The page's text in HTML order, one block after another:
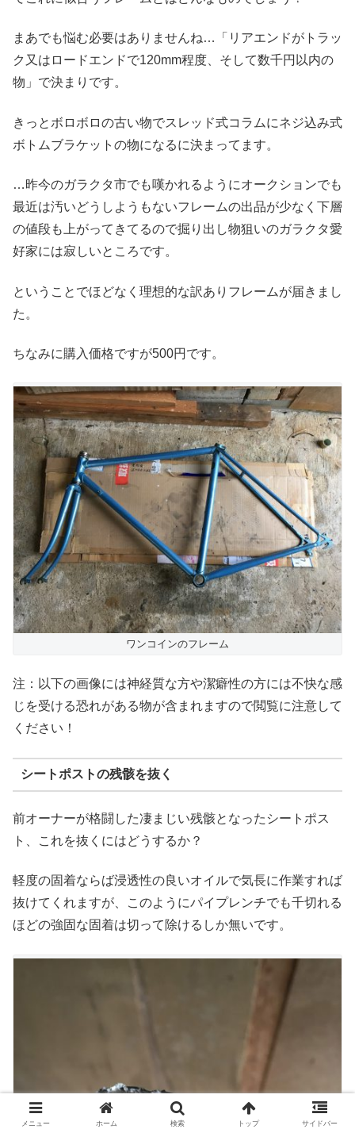
まあでも悩む必要はありませんね…「リアエンドがトラッ
ク又はロードエンドで120mm程度、そして数千円以内の
物」で決まりです。
きっとボロボロの古い物でスレッド式コラムにネジ込み式
ボトムブラケットの物になるに決まってます。
…昨今のガラクタ市でも嘆かれるようにオークションでも
最近は汚いどうしようもないフレームの出品が少なく下層
の値段も上がってきてるので掘り出し物狙いのガラクタ愛
好家には寂しいところです。
ということでほどなく理想的な訳ありフレームが届きまし
た。
ちなみに購入価格ですが500円です。
ワンコインのフレーム
注：以下の画像には神経質な方や潔癖性の方には不快な感
じを受ける恐れがある物が含まれますので閲覧に注意して
ください！
シートポストの残骸を抜く
前オーナーが格闘した凄まじい残骸となったシートポス
ト、これを抜くにはどうするか？
軽度の固着ならば浸透性の良いオイルで気長に作業すれば
抜けてくれますが、このようにパイプレンチでも千切れる
ほどの強固な固着は切って除けるしか無いです。
メニュー ホーム 検索 トップ サイドバー